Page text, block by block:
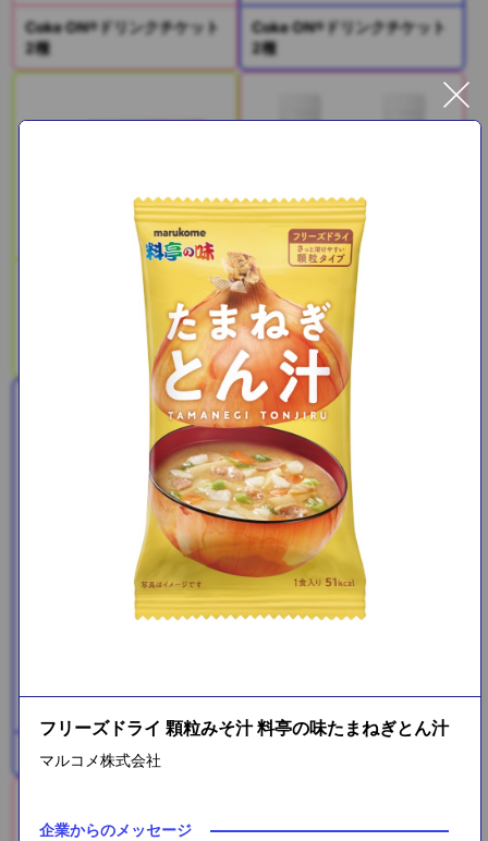
Coke ON®ドリンクチケット
2種
Coke ON®ドリンクチケット
2種
SAJI美鉄習慣（サジー＆マ
PLUSカルピス(R) 免疫ケア /
睡眠・腸活ケア
プラス糀 米糀ミルク
メガロスプロテインコーヒー
フリーズドライ 顆粒みそ汁 料亭の味たまねぎとん汁
マルコメ株式会社
企業からのメッセージ